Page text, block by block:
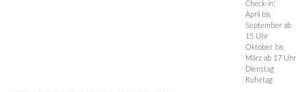
Check-in:
April bis
September ab
15 Uhr
Oktober bis
März ab 17 Uhr
Dienstag
Ruhetag